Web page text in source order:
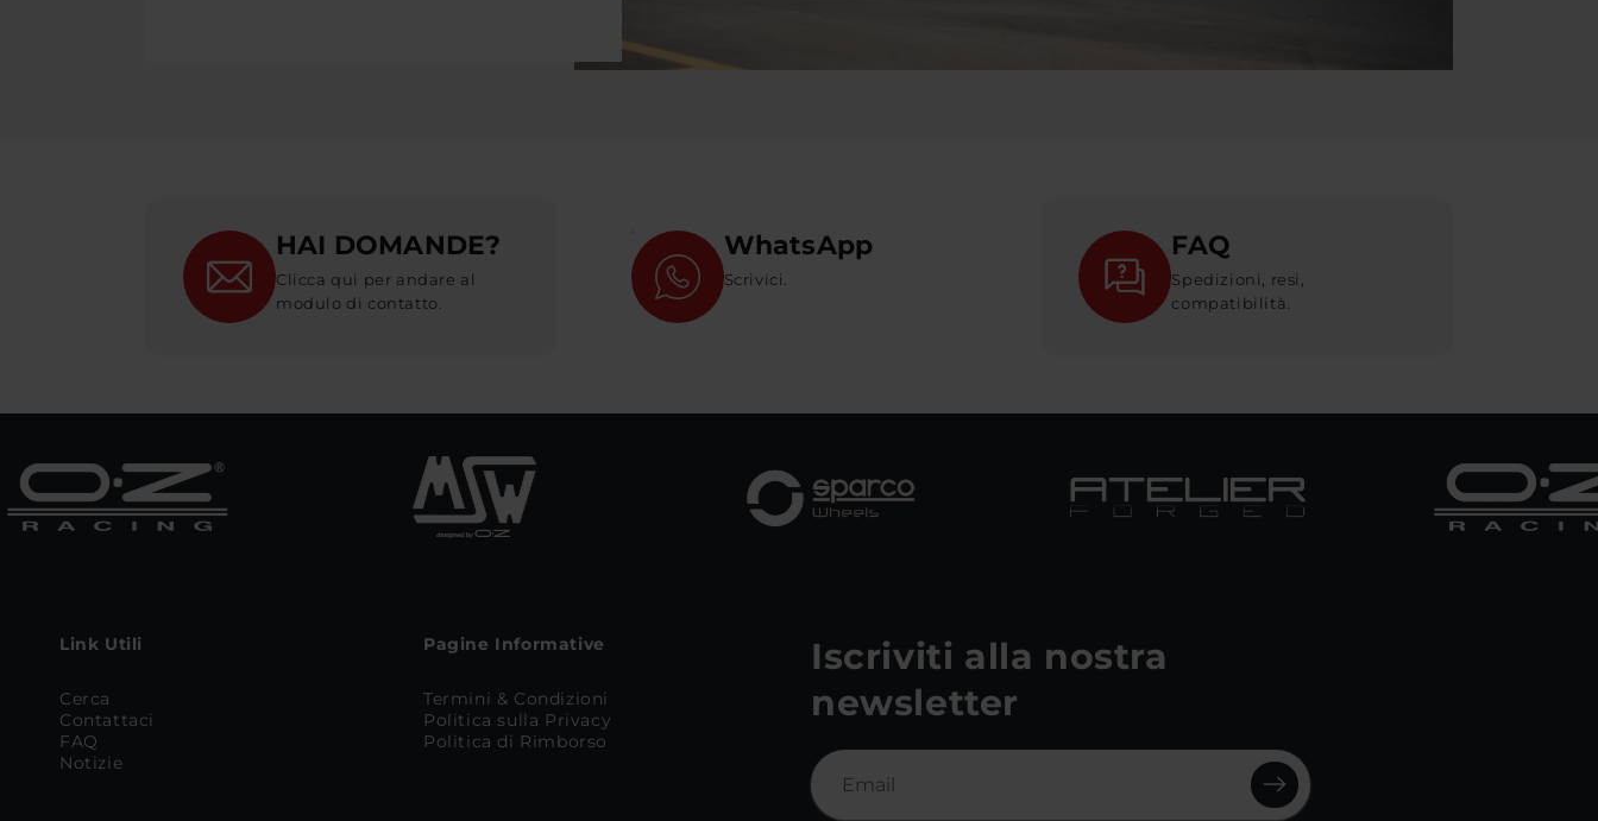
HAI DOMANDE?
Clicca qui per andare al
modulo di contatto.
WhatsApp
Scrivici.
FAQ
Spedizioni, resi,
compatibilità.
Link Utili
Cerca
Contattaci
FAQ
Notizie
Pagine Informative
Termini & Condizioni
Politica sulla Privacy
Politica di Rimborso
Iscriviti alla nostra
newsletter